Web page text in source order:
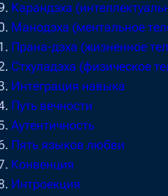
Kарандэха
Манодэха (ментальное
Прана-дэха (жизненное
Стхуладэха (физическое
Интеграция навыка
Путь вечности
Аутентичность
Пять языков любви
Конвенция
Интроекция